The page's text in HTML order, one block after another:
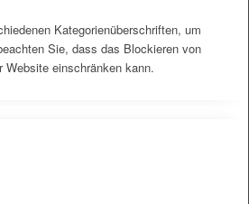
Kategorienüberschriften, um
Sie, dass das Blockieren von
einschränken kann.